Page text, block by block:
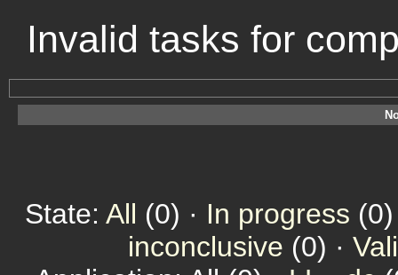
Invalid tasks for
State: All (0) · In progress
inconclusive (0) ·